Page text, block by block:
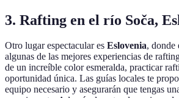
3. Rafting en el río Soča,
Otro lugar espectacular es Eslovenia, donde
algunas de las mejores experiencias de
de un increíble color esmeralda, practicar
oportunidad única. Las guías locales te
equipo necesario y asegurarán que tengas